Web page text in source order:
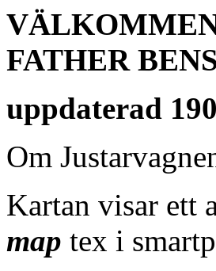
FATHER
uppdaterad
Om
Kartan visar ett
map tex i